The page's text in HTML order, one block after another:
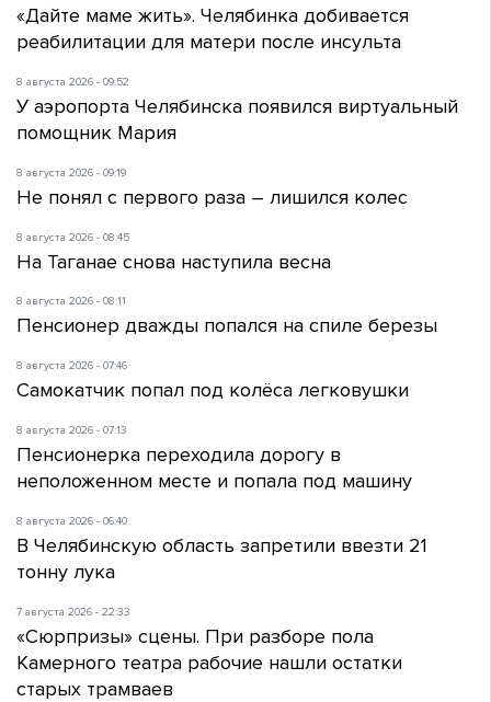
«Дайте маме жить». Челябинка добивается
реабилитации для матери после инсульта
8 августа 2026 - 09:52
У аэропорта Челябинска появился виртуальный
помощник Мария
8 августа 2026 - 09:19
Не понял с первого раза – лишился колес
8 августа 2026 - 08:45
На Таганае снова наступила весна
8 августа 2026 - 08:11
Пенсионер дважды попался на спиле березы
8 августа 2026 - 07:46
Самокатчик попал под колёса легковушки
8 августа 2026 - 07:13
Пенсионерка переходила дорогу в
неположенном месте и попала под машину
8 августа 2026 - 06:40
В Челябинскую область запретили ввезти 21
тонну лука
7 августа 2026 - 22:33
«Сюрпризы» сцены. При разборе пола
Камерного театра рабочие нашли остатки
старых трамваев